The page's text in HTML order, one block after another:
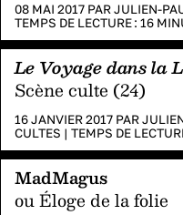
08 MAI 2017 PARJULIEN-
TEMPS DE LECTURE : 16
Le Voyage dans la
Scène culte (24)
16 JANVIER 2017 PAR
CULTES | TEMPS DE
MadMagus
ou Éloge de la folie